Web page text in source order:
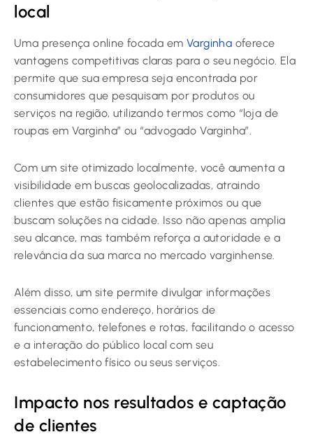
local
Uma presença online focada em Varginha oferece
vantagens competitivas claras para o seu negócio. Ela
permite que sua empresa seja encontrada por
consumidores que pesquisam por produtos ou
serviços na região, utilizando termos como “loja de
roupas em Varginha” ou “advogado Varginha”.
Com um site otimizado localmente, você aumenta a
visibilidade em buscas geolocalizadas, atraindo
clientes que estão fisicamente próximos ou que
buscam soluções na cidade. Isso não apenas amplia
seu alcance, mas também reforça a autoridade e a
relevância da sua marca no mercado varginhense.
Além disso, um site permite divulgar informações
essenciais como endereço, horários de
funcionamento, telefones e rotas, facilitando o acesso
e a interação do público local com seu
estabelecimento físico ou seus serviços.
Impacto nos resultados e captação
de clientes